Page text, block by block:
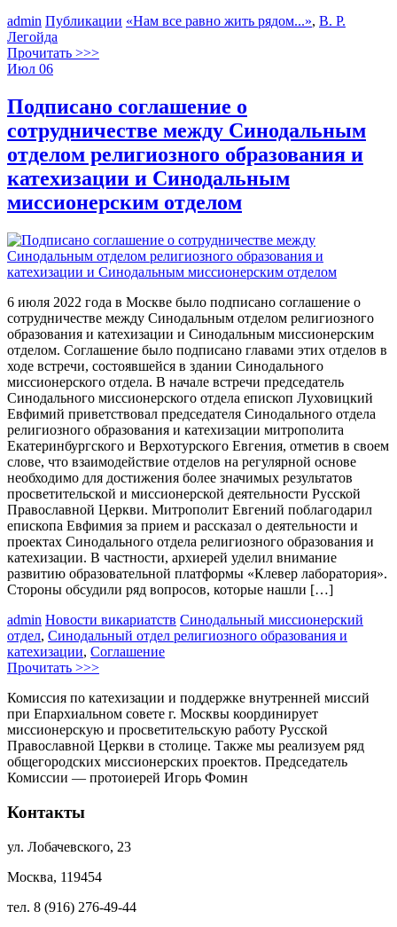
admin Публикации «Нам все равно жить рядом...», В. Р.
Легойда
Прочитать >>>
Июл 06
Подписано соглашение о
сотрудничестве между Синодальным
отделом религиозного образования и
катехизации и Синодальным
миссионерским отделом
6 июля 2022 года в Москве было подписано соглашение о
сотрудничестве между Синодальным отделом религиозного
образования и катехизации и Синодальным миссионерским
отделом. Соглашение было подписано главами этих отделов в
ходе встречи, состоявшейся в здании Синодального
миссионерского отдела. В начале встречи председатель
Синодального миссионерского отдела епископ Луховицкий
Евфимий приветствовал председателя Синодального отдела
религиозного образования и катехизации митрополита
Екатеринбургского и Верхотурского Евгения, отметив в своем
слове, что взаимодействие отделов на регулярной основе
необходимо для достижения более значимых результатов
просветительской и миссионерской деятельности Русской
Православной Церкви. Митрополит Евгений поблагодарил
епископа Евфимия за прием и рассказал о деятельности и
проектах Синодального отдела религиозного образования и
катехизации. В частности, архиерей уделил внимание
развитию образовательной платформы «Клевер лаборатория».
Стороны обсудили ряд вопросов, которые нашли […]
admin Новости викариатств Синодальный миссионерский
отдел, Синодальный отдел религиозного образования и
катехизации, Соглашение
Прочитать >>>
Комиссия по катехизации и поддержке внутренней миссий
при Епархиальном совете г. Москвы координирует
миссионерскую и просветительскую работу Русской
Православной Церкви в столице. Также мы реализуем ряд
общегородских миссионерских проектов. Председатель
Комиссии — протоиерей Игорь Фомин
Контакты
ул. Лобачевского, 23
Москва, 119454
тел. 8 (916) 276-49-44